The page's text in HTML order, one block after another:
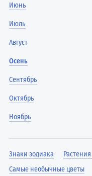
Июнь
Июль
Август
Осень
Сентябрь
Октябрь
Ноябрь
Знаки зодиака
Самые необычные цветы